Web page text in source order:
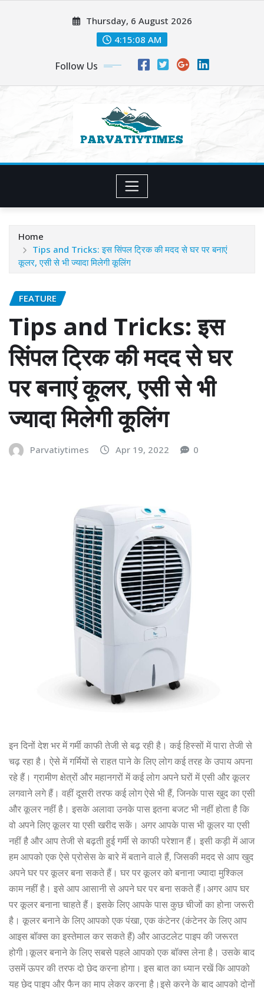
Thursday, 6 August 2026
4:15:10 AM
Follow Us
Home
Tips and Tricks: इस सिंपल ट्रिक की मदद से घर पर बनाएं
कूलर, एसी से भी ज्यादा मिलेगी कूलिंग
FEATURE
Tips and Tricks: इस
सिंपल ट्रिक की मदद से घर
पर बनाएं कूलर, एसी से भी
ज्यादा मिलेगी कूलिंग
Parvatiytimes Apr 19, 2022 0
इन दिनों देश भर में गर्मी काफी तेजी से बढ़ रही है। कई हिस्सों में पारा तेजी से
चढ़ रहा है। ऐसे में गर्मियों से राहत पाने के लिए लोग कई तरह के उपाय अपना
रहे हैं। ग्रामीण क्षेत्रों और महानगरों में कई लोग अपने घरों में एसी और कूलर
लगवाने लगे हैं। वहीं दूसरी तरफ कई लोग ऐसे भी हैं, जिनके पास खुद का एसी
और कूलर नहीं है। इसके अलावा उनके पास इतना बजट भी नहीं होता है कि
वो अपने लिए कूलर या एसी खरीद सकें। अगर आपके पास भी कूलर या एसी
नहीं है और आप तेजी से बढ़ती हुई गर्मी से काफी परेशान हैं। इसी कड़ी में आज
हम आपको एक ऐसे प्रोसेस के बारे में बताने वाले हैं, जिसकी मदद से आप खुद
अपने घर पर कूलर बना सकते हैं। घर पर कूलर को बनाना ज्यादा मुश्किल
काम नहीं है। इसे आप आसानी से अपने घर पर बना सकते हैं।अगर आप घर
पर कूलर बनाना चाहते हैं। इसके लिए आपके पास कुछ चीजों का होना जरूरी
है। कूलर बनाने के लिए आपको एक पंखा, एक कंटेनर (कंटेनर के लिए आप
आइस बॉक्स का इस्तेमाल कर सकते हैं) और आउटलेट पाइप की जरूरत
होगी।कूलर बनाने के लिए सबसे पहले आपको एक बॉक्स लेना है। उसके बाद
उसमें ऊपर की तरफ दो छेद करना होगा। इस बात का ध्यान रखें कि आपको
यह छेद पाइप और फैन का माप लेकर करना है।इसे करने के बाद आपको दोनों